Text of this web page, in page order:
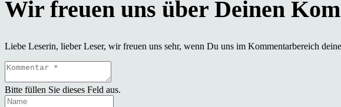
Liebe Leserin, lieber Leser, wir freuen uns sehr, wenn Du uns im Kommentarbereich
Bitte füllen Sie dieses Feld aus.